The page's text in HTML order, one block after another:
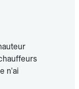
n'ai